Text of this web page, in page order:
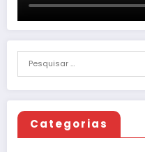
Categorias